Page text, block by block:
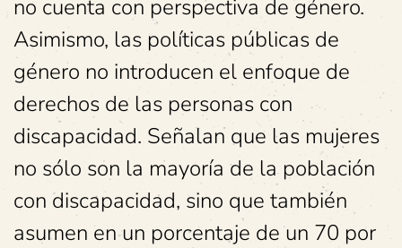
no cuenta con perspectiva de género.
Asimismo, las políticas públicas de
género no introducen el enfoque de
derechos de las personas con
discapacidad. Señalan que las mujeres
no sólo son la mayoría de la población
con discapacidad, sino que también
asumen en un porcentaje de un 70 por